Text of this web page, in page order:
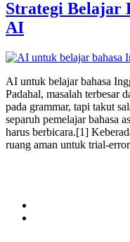
Strategi Belajar
AI
AI untuk belajar bahasa
Padahal, masalah terbesar
pada grammar, tapi takut
separuh pemelajar bahasa
harus berbicara.[1]
ruang aman untuk trial-